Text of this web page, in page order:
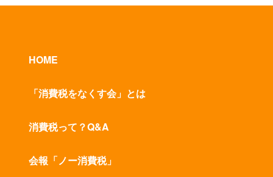
HOME
「消費税をなくす会」とは
消費税って？Q&A
会報「ノー消費税」